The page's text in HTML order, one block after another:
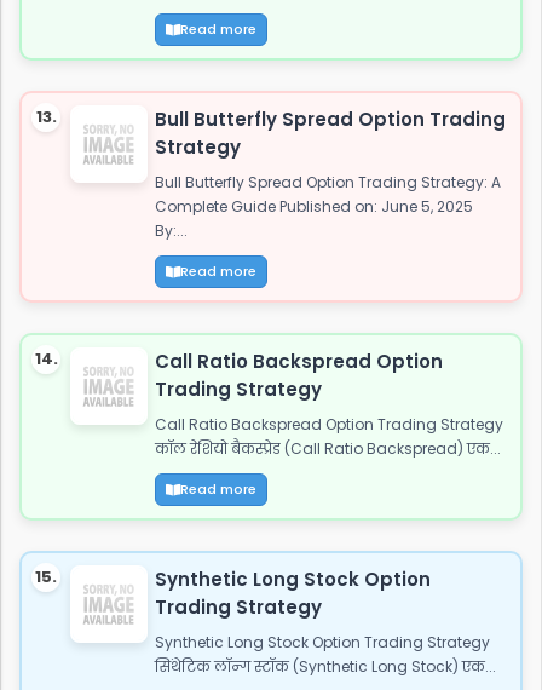
Read more
13.
Bull Butterfly Spread Option Trading
Strategy
Bull Butterfly Spread Option Trading Strategy: A
Complete Guide Published on: June 5, 2025
By:...
Read more
14.
Call Ratio Backspread Option
Trading Strategy
Call Ratio Backspread Option Trading Strategy
कॉल रेशियो बैकस्प्रेड (Call Ratio Backspread) एक...
Read more
15.
Synthetic Long Stock Option
Trading Strategy
Synthetic Long Stock Option Trading Strategy
सिंथेटिक लॉन्ग स्टॉक (Synthetic Long Stock) एक...